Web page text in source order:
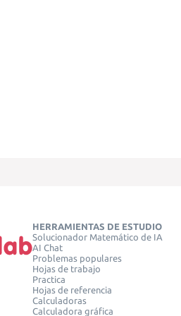
HERRAMIENTAS DE ESTUDIO
Solucionador Matemático de IA
AI Chat
Problemas populares
Hojas de trabajo
Practica
Hojas de referencia
Calculadoras
Calculadora gráfica